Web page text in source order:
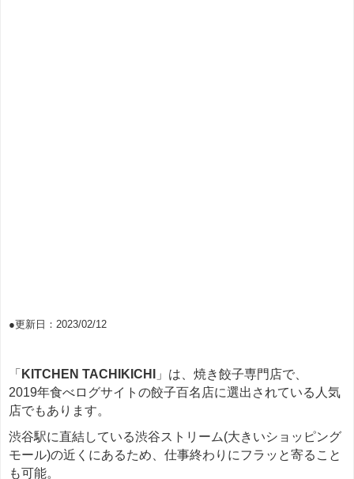
●更新日：2023/02/12
「KITCHEN TACHIKICHI 」は、焼き餃子専門店で、
2019年食べログサイトの餃子百名店に選出されている人気
店でもあります。
渋谷駅に直結している渋谷ストリーム(大きいショッピング
モール)の近くにあるため、仕事終わりにフラッと寄ること
も可能。